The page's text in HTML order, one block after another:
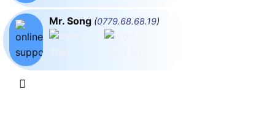
Mr. Song (0779.68.68.19)